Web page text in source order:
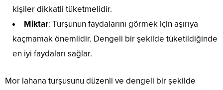
kişiler dikkatli tüketmelidir.
Miktar: Turşunun faydalarını görmek için aşırıya
kaçmamak önemlidir. Dengeli bir şekilde tüketildiğinde
en iyi faydaları sağlar.
Mor lahana turşusunu düzenli ve dengeli bir şekilde